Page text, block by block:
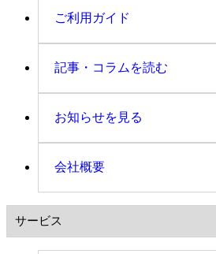
ご利用ガイド
記事・コラムを読む
お知らせを見る
会社概要
サービス